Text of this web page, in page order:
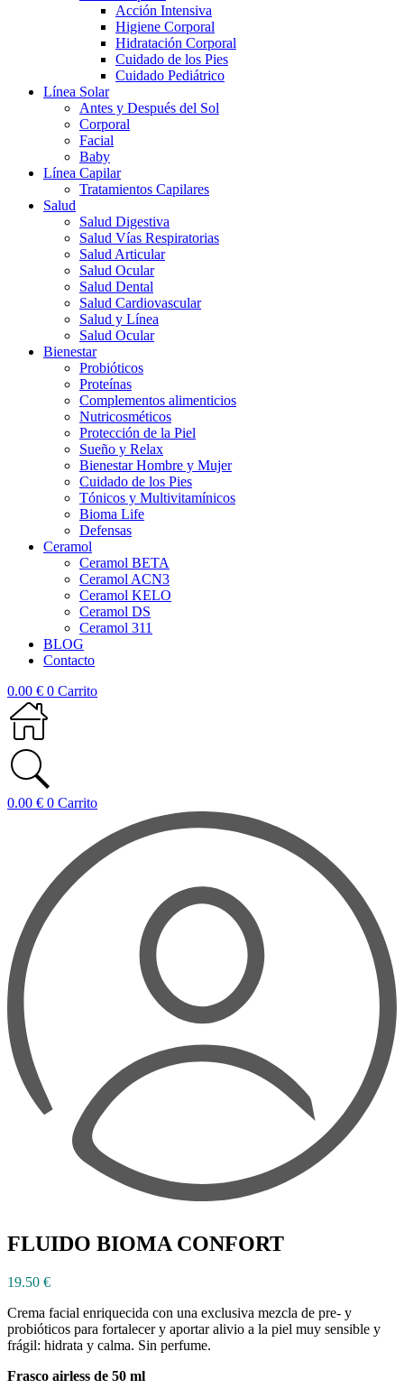
Acción Intensiva
Higiene Corporal
Hidratación Corporal
Cuidado de los Pies
Cuidado Pediátrico
Línea Solar
Antes y Después del Sol
Corporal
Facial
Baby
Línea Capilar
Tratamientos Capilares
Salud
Salud Digestiva
Salud Vías Respiratorias
Salud Articular
Salud Ocular
Salud Dental
Salud Cardiovascular
Salud y Línea
Salud Ocular
Bienestar
Probióticos
Proteínas
Complementos alimenticios
Nutricosméticos
Protección de la Piel
Sueño y Relax
Bienestar Hombre y Mujer
Cuidado de los Pies
Tónicos y Multivitamínicos
Bioma Life
Defensas
Ceramol
Ceramol BETA
Ceramol ACN3
Ceramol KELO
Ceramol DS
Ceramol 311
BLOG
Contacto
0.00 € 0 Carrito
0.00 € 0 Carrito
FLUIDO BIOMA CONFORT
19.50 €
​Crema facial enriquecida con una exclusiva mezcla de pre- y
probióticos para fortalecer y aportar alivio a la piel muy sensible y
frágil: hidrata y calma. Sin perfume.
Frasco airless de 50 ml